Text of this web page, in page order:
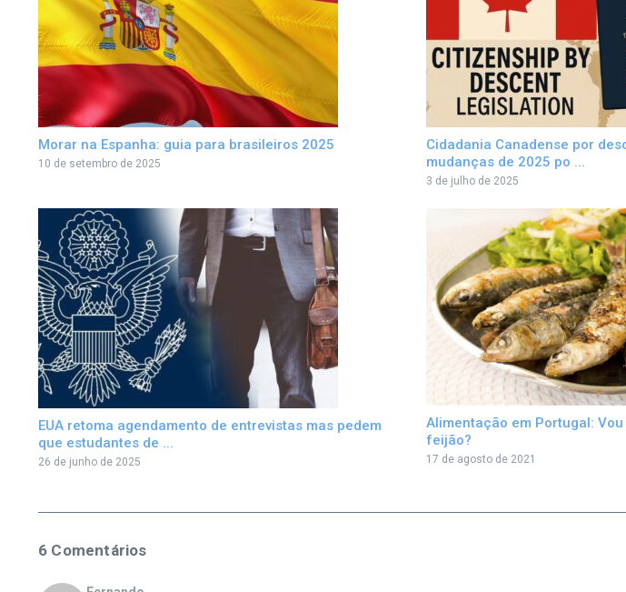
Morar na Espanha: guia para brasileiros 2025
10 de setembro de 2025
Cidadania Canadense por
mudanças de 2025 po ...
3 de julho de 2025
EUA retoma agendamento de entrevistas mas pedem
que estudantes de ...
26 de junho de 2025
Alimentação em Portugal:
feijão?
17 de agosto de 2021
6 Comentários